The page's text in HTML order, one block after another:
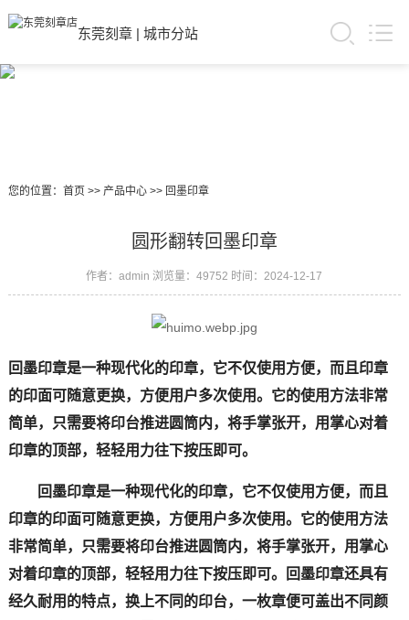
东莞刻章| 城市分站
您的位置： 首页 >> 产品中心>> 回墨印章
圆形翻转回墨印章
作者：admin 浏览量：49752 时间：2024-12-17
回墨印章是一种现代化的印章，它不仅使用方便，而且印章
的印面可随意更换，方便用户多次使用。它的使用方法非常
简单，只需要将印台推进圆筒内，将手掌张开，用掌心对着
印章的顶部，轻轻用力往下按压即可。
回墨印章是一种现代化的印章，它不仅使用方便，而且
印章的印面可随意更换，方便用户多次使用。它的使用方法
非常简单，只需要将印台推进圆筒内，将手掌张开，用掌心
对着印章的顶部，轻轻用力往下按压即可。回墨印章还具有
经久耐用的特点，换上不同的印台，一枚章便可盖出不同颜